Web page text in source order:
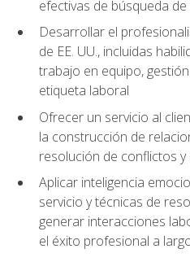
efectivas de búsqueda
Desarrollar el
de EE. UU., incluidas
trabajo en equipo,
etiqueta laboral
Ofrecer un servicio al
la construcción de
resolución de conflictos
Aplicar inteligencia
servicio y técnicas de
generar interacciones
el éxito profesional a